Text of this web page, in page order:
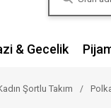
& Gecelik
Şortlu Takım